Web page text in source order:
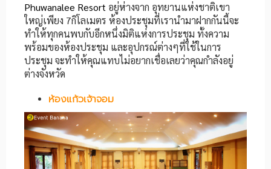
Phuwanalee Resort อยู่ห่างจาก อุทยานแห่งชาติเขา
ใหญ่เพียง 7กิโลเมตร ห้องประชุมที่เรานำมาฝากกันนี้จะ
ทำให้ทุกคนพบกับอีกหนึ่งมิติแห่งการประชุม ทั้งความ
พร้อมของห้องประชุม และอุปกรณ์ต่างๆที่ใช้ในการ
ประชุม จะทำให้คุณแทบไม่อยากเชื่อเลยว่าคุณกำลังอยู่
ต่างจังหวัด
ห้องแก้วเจ้าจอม